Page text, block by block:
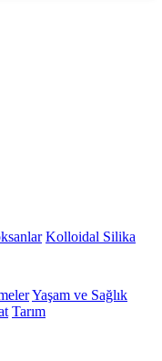
Kolloidal Silika
Yaşam ve Sağlık
Tarım